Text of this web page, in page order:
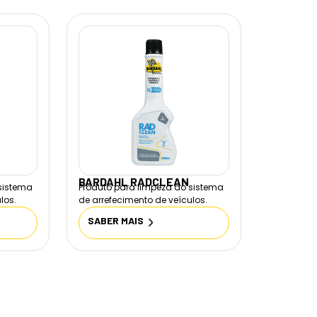
BARDAHL RADCLEAN
Produto para limpeza do sistema
de arrefecimento de veículos.
SABER MAIS